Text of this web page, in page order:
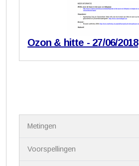
Ozon & hitte - 27/06/2018
Metingen
Voorspellingen